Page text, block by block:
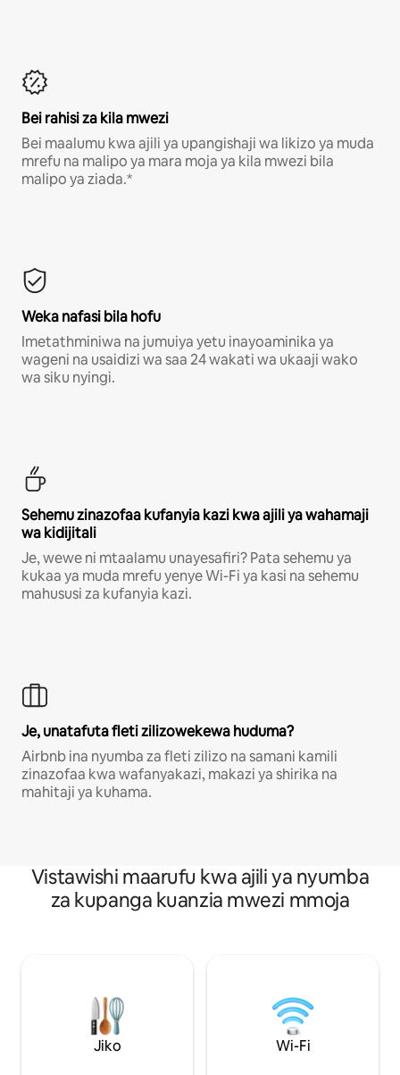
Bei rahisi za kila mwezi
Bei maalumu kwa ajili ya upangishaji wa likizo ya muda
mrefu na malipo ya mara moja ya kila mwezi bila
malipo ya ziada.*
Weka nafasi bila hofu
Imetathminiwa na jumuiya yetu inayoaminika ya
wageni na usaidizi wa saa 24 wakati wa ukaaji wako
wa siku nyingi.
Sehemu zinazofaa kufanyia kazi kwa ajili ya wahamaji
wa kidijitali
Je, wewe ni mtaalamu unayesafiri? Pata sehemu ya
kukaa ya muda mrefu yenye Wi-Fi ya kasi na sehemu
mahususi za kufanyia kazi.
Je, unatafuta fleti zilizowekewa huduma?
Airbnb ina nyumba za fleti zilizo na samani kamili
zinazofaa kwa wafanyakazi, makazi ya shirika na
mahitaji ya kuhama.
Vistawishi maarufu kwa ajili ya nyumba
za kupanga kuanzia mwezi mmoja
Jiko Wi-Fi